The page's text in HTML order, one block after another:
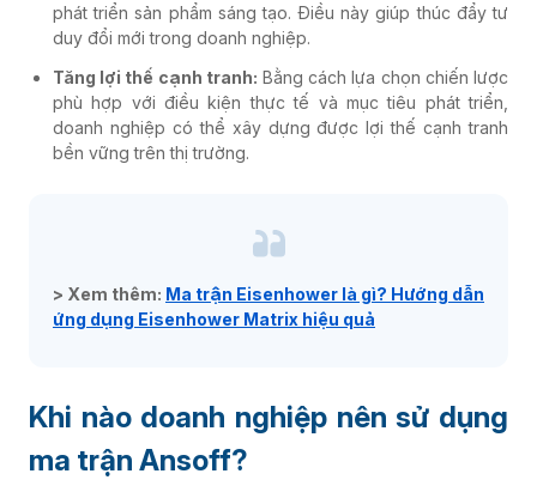
phát triển sản phẩm sáng tạo. Điều này giúp thúc đẩy tư
duy đổi mới trong doanh nghiệp.
Tăng lợi thế cạnh tranh: Bằng cách lựa chọn chiến lược
phù hợp với điều kiện thực tế và mục tiêu phát triển,
doanh nghiệp có thể xây dựng được lợi thế cạnh tranh
bền vững trên thị trường.
> Xem thêm: Ma trận Eisenhower là gì? Hướng dẫn
ứng dụng Eisenhower Matrix​ hiệu quả
Khi nào doanh nghiệp nên sử dụng
ma trận Ansoff?